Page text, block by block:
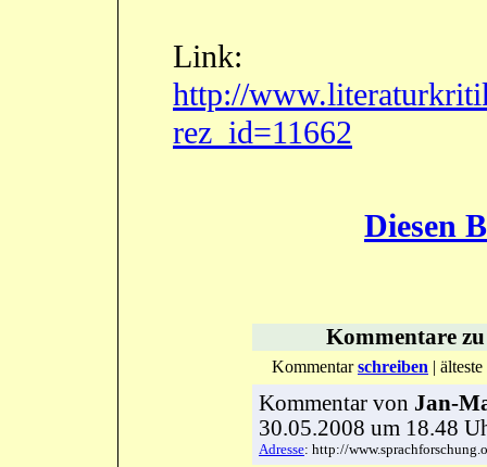
Link:
http://
rez_id=11662
Diesen
Kommentare
Kommentarschreiben |
Kommentar von Jan-
30.05.2008 um 18.48
Adresse: http://